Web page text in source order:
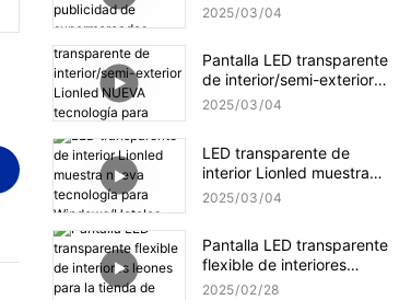
para publicidad de
2025 03 04
Pantalla LED transparente
de interior/semi-exterior
Lionled NUEVA tecnología
2025 03 04
LED transparente de
interior Lionled muestra
nueva tecnología para
2025 03 04
Pantalla LED transparente
flexible de interiores
leones para la tienda de
2025 02 28